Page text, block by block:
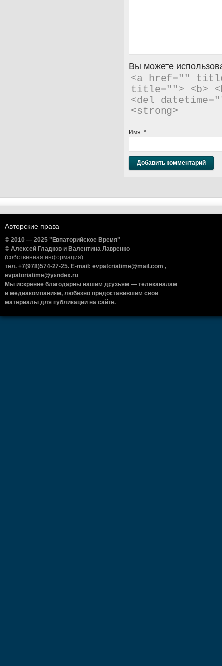
Вы можете
<a href=""
title=""> <b>
<del
<strong>
Имя: *
Авторские права
© 2010 — 2025 "Евпаторийское Время"
© Алексей Гладков и Валентина Лавренко
(собственная информация)
тел. +7(978)574-27-25. E-mail: evpatoriatime@mail.com ,
evpatoriatime@yandex.ru
Мы искренне благодарны нашим друзьям — телеканалам
и медиакомпаниям, любезно предоставившим свои
материалы для публикации на сайте.